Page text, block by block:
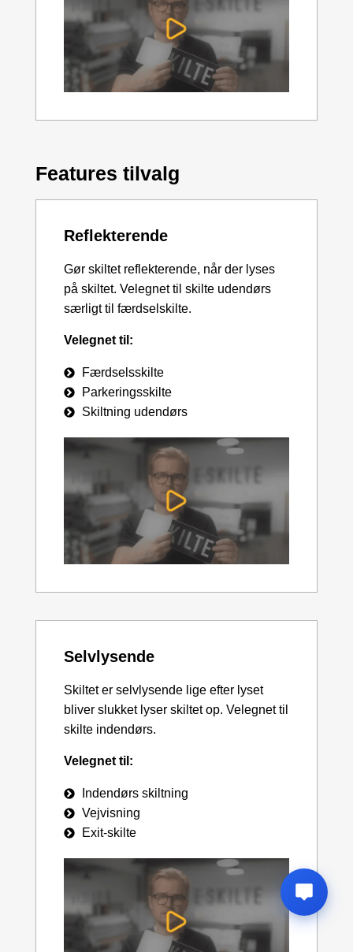
Features tilvalg
Reflekterende
Gør skiltet reflekterende, når der lyses
på skiltet. Velegnet til skilte udendørs
særligt til færdselskilte.
Velegnet til:
Færdselsskilte
Parkeringsskilte
Skiltning udendørs
Selvlysende
Skiltet er selvlysende lige efter lyset
bliver slukket lyser skiltet op. Velegnet til
skilte indendørs.
Velegnet til:
Indendørs skiltning
Vejvisning
Exit-skilte